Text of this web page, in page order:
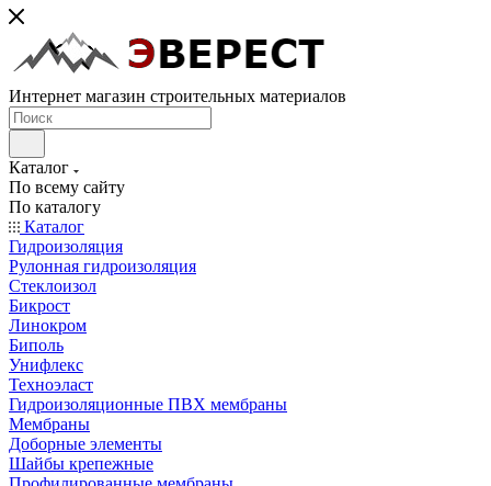
Интернет магазин строительных материалов
Каталог
По всему сайту
По каталогу
Каталог
Гидроизоляция
Рулонная гидроизоляция
Стеклоизол
Бикрост
Линокром
Биполь
Унифлекс
Техноэласт
Гидроизоляционные ПВХ мембраны
Мембраны
Доборные элементы
Шайбы крепежные